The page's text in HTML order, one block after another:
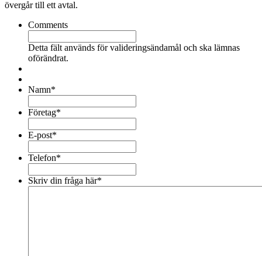
övergår till ett avtal.
Comments
Detta fält används för valideringsändamål och ska lämnas
oförändrat.
Namn*
Företag*
E-post*
Telefon*
Skriv din fråga här*